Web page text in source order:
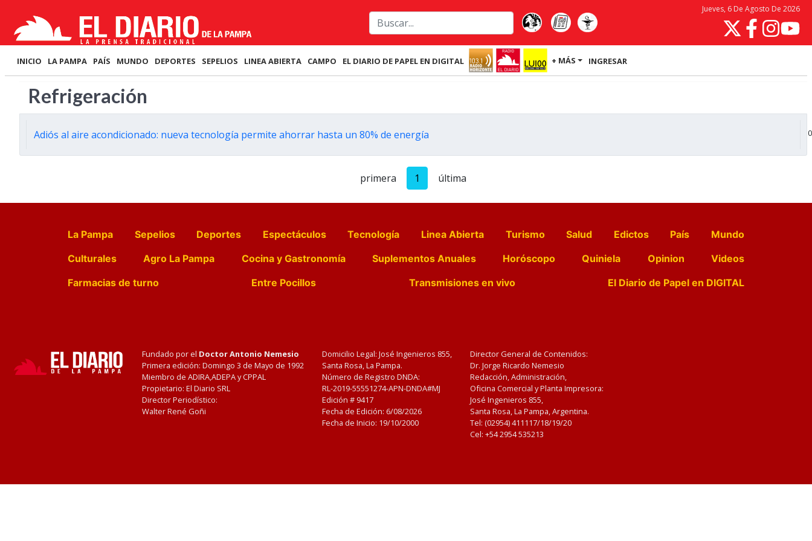
Jueves, 6 De Agosto De 2026
INICIO LA PAMPA PAÍS MUNDO DEPORTES SEPELIOS LINEA ABIERTA CAMPO EL DIARIO DE PAPEL EN DIGITAL + MÁS INGRESAR
Refrigeración
Adiós al aire acondicionado: nueva tecnología permite ahorrar hasta un 80% de energía
primera 1 última
La Pampa Sepelios Deportes Espectáculos Tecnología Linea Abierta Turismo Salud Edictos País
Mundo
Culturales
Agro La Pampa Cocina y Gastronomía Suplementos Anuales Horóscopo Quiniela Opinion
Videos
Farmacias de turno
Entre Pocillos Transmisiones en vivo El Diario de Papel en DIGITAL
Fundado por el Doctor Antonio Nemesio
Primera edición: Domingo 3 de Mayo de 1992
Miembro de ADIRA,ADEPA y CPPAL
Propietario: El Diario SRL
Director Periodístico:
Walter René Goñi
Domicilio Legal: José Ingenieros 855,
Santa Rosa, La Pampa.
Número de Registro DNDA:
RL-2019-55551274-APN-DNDA#MJ
Edición # 9417
Fecha de Edición: 6/08/2026
Fecha de Inicio: 19/10/2000
Director General de Contenidos:
Dr. Jorge Ricardo Nemesio
Redacción, Administración,
Oficina Comercial y Planta Impresora:
José Ingenieros 855,
Santa Rosa, La Pampa, Argentina.
Tel: (02954) 411117/18/19/20
Cel: +54 2954 535213